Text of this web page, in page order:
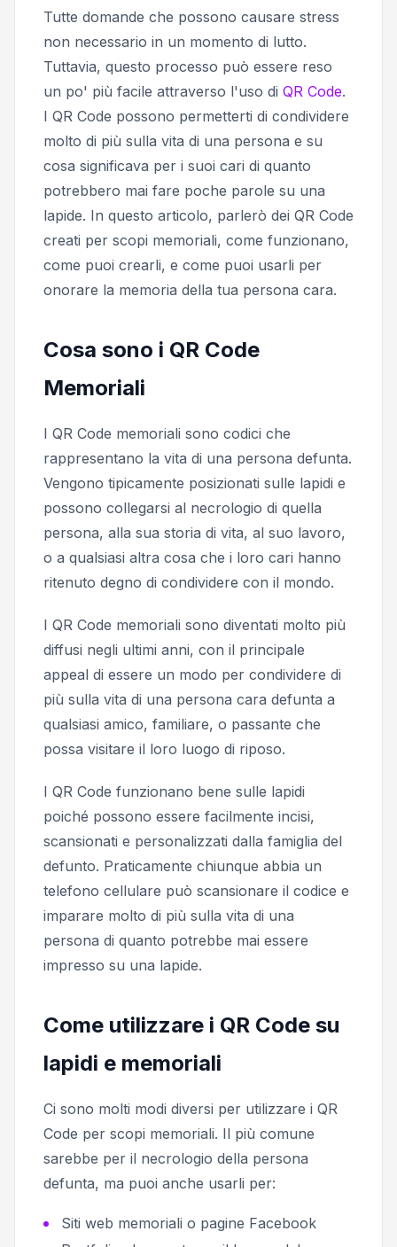
Tutte domande che possono causare stress
non necessario in un momento di lutto.
Tuttavia, questo processo può essere reso
un po' più facile attraverso l'uso di QR Code.
I QR Code possono permetterti di condividere
molto di più sulla vita di una persona e su
cosa significava per i suoi cari di quanto
potrebbero mai fare poche parole su una
lapide. In questo articolo, parlerò dei QR Code
creati per scopi memoriali, come funzionano,
come puoi crearli, e come puoi usarli per
onorare la memoria della tua persona cara.
Cosa sono i QR Code
Memoriali
I QR Code memoriali sono codici che
rappresentano la vita di una persona defunta.
Vengono tipicamente posizionati sulle lapidi e
possono collegarsi al necrologio di quella
persona, alla sua storia di vita, al suo lavoro,
o a qualsiasi altra cosa che i loro cari hanno
ritenuto degno di condividere con il mondo.
I QR Code memoriali sono diventati molto più
diffusi negli ultimi anni, con il principale
appeal di essere un modo per condividere di
più sulla vita di una persona cara defunta a
qualsiasi amico, familiare, o passante che
possa visitare il loro luogo di riposo.
I QR Code funzionano bene sulle lapidi
poiché possono essere facilmente incisi,
scansionati e personalizzati dalla famiglia del
defunto. Praticamente chiunque abbia un
telefono cellulare può scansionare il codice e
imparare molto di più sulla vita di una
persona di quanto potrebbe mai essere
impresso su una lapide.
Come utilizzare i QR Code su
lapidi e memoriali
Ci sono molti modi diversi per utilizzare i QR
Code per scopi memoriali. Il più comune
sarebbe per il necrologio della persona
defunta, ma puoi anche usarli per:
Siti web memoriali o pagine Facebook